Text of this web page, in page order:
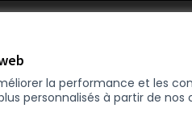
la performance et les
personnalisés à partir de nos